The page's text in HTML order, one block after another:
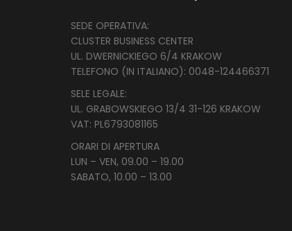
SEDE OPERATIVA:
CLUSTER BUSINESS CENTER
UL. DWERNICKIEGO 6/4 KRAKOW
TELEFONO (IN ITALIANO): 0048-124466371
SELE LEGALE:
UL. GRABOWSKIEGO 13/4 31-126 KRAKOW
VAT: PL6793081165
ORARI DI APERTURA
LUN – VEN, 09.00 – 19.00
SABATO, 10.00 – 13.00